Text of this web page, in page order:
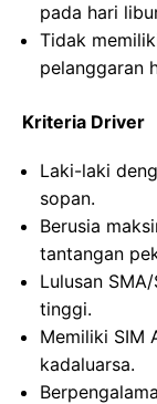
pada hari
Tidak
pelanggaran
Kriteria Driver
Laki-laki
sopan.
Berusia
tantangan
Lulusan
tinggi.
Memiliki SIM
kadaluarsa.